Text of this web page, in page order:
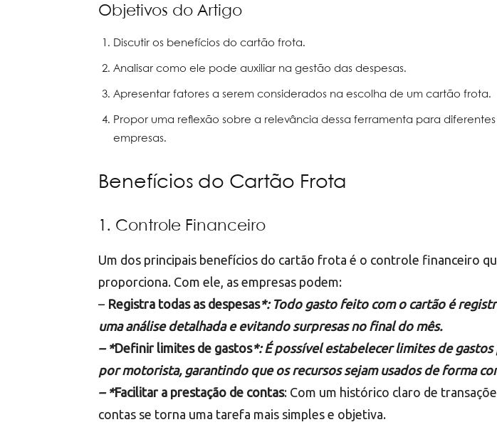
Objetivos do Artigo
Discutir os benefícios do cartão frota.
Analisar como ele pode auxiliar na gestão das despesas.
Apresentar fatores a serem considerados na escolha de um cartão frota.
Propor uma reflexão sobre a relevância dessa ferramenta para
empresas.
Benefícios do Cartão Frota
1. Controle Financeiro
Um dos principais benefícios do cartão frota é o controle financeiro
proporciona. Com ele, as empresas podem:
– Registra todas as despesas*: Todo gasto feito com o cartão é
uma análise detalhada e evitando surpresas no final do mês.
– *Definir limites de gastos*: É possível estabelecer limites de
por motorista, garantindo que os recursos sejam usados de forma
– *Facilitar a prestação de contas: Com um histórico claro de
contas se torna uma tarefa mais simples e objetiva.